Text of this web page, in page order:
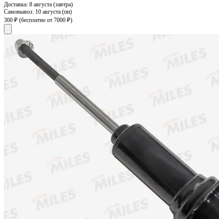
Доставка: 8 августа (завтра)
Самовывоз: 10 августа (пн)
300 ₽ (бесплатно от 7000 ₽)